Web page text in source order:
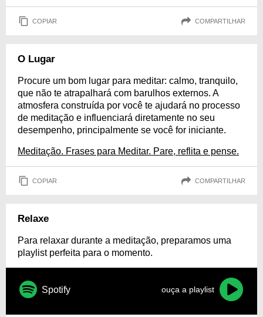
COPIAR COMPARTILHAR
O Lugar
Procure um bom lugar para meditar: calmo, tranquilo,
que não te atrapalhará com barulhos externos. A
atmosfera construída por você te ajudará no processo
de meditação e influenciará diretamente no seu
desempenho, principalmente se você for iniciante.
Meditação. Frases para Meditar. Pare, reflita e pense.
COPIAR COMPARTILHAR
Relaxe
Para relaxar durante a meditação, preparamos uma
playlist perfeita para o momento.
Spotify ouça a playlist